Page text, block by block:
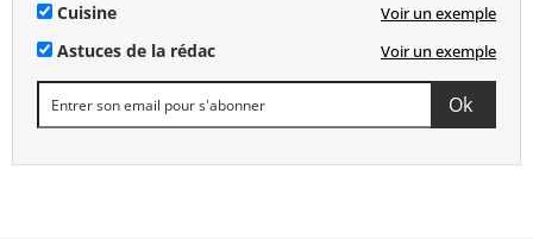
Cuisine Voir un exemple
Astuces de la rédac Voir un exemple